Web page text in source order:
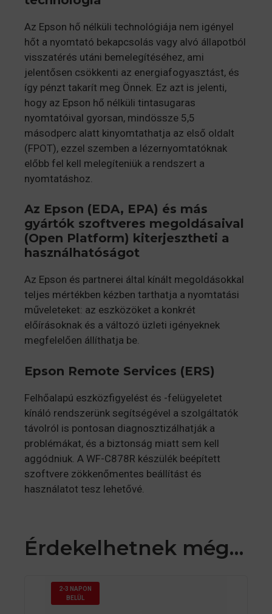
Az Epson hő nélküli technológiája nem igényel
hőt a nyomtató bekapcsolás vagy alvó állapotból
visszatérés utáni bemelegítéséhez, ami
jelentősen csökkenti az energiafogyasztást, és
így pénzt takarít meg Önnek. Ez azt is jelenti,
hogy az Epson hő nélküli tintasugaras
nyomtatóival gyorsan, mindössze 5,5
másodperc alatt kinyomtathatja az első oldalt
(FPOT), ezzel szemben a lézernyomtatóknak
előbb fel kell melegíteniük a rendszert a
nyomtatáshoz.
Az Epson (EDA, EPA) és más
gyártók szoftveres megoldásaival
(Open Platform) kiterjesztheti a
használhatóságot
Az Epson és partnerei által kínált megoldásokkal
teljes mértékben kézben tarthatja a nyomtatási
műveleteket: az eszközöket a konkrét
előírásoknak és a változó üzleti igényeknek
megfelelően állíthatja be.
Epson Remote Services (ERS)
Felhőalapú eszközfigyelést és -felügyeletet
kínáló rendszerünk segítségével a szolgáltatók
távolról is pontosan diagnosztizálhatják a
problémákat, és a biztonság miatt sem kell
aggódniuk. A WF-C878R készülék beépített
szoftvere zökkenőmentes beállítást és
használatot tesz lehetővé.
Érdekelhetnek még…
2-3 NAPON
BELÜL